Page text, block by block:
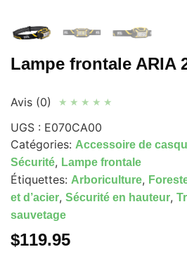
Lampe frontale ARIA
Avis (0) ★ ★ ★ ★ ★
UGS : E070CA00
Catégories: Accessoire de
Sécurité, Lampe frontale
Étiquettes: Arboriculture,
et d’acier, Sécurité en hauteur,
sauvetage
$119.95